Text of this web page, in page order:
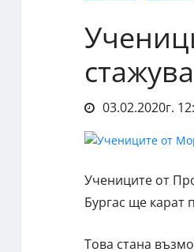
03.02.2020г.
Учениците от
Бургас ще карат
Това стана